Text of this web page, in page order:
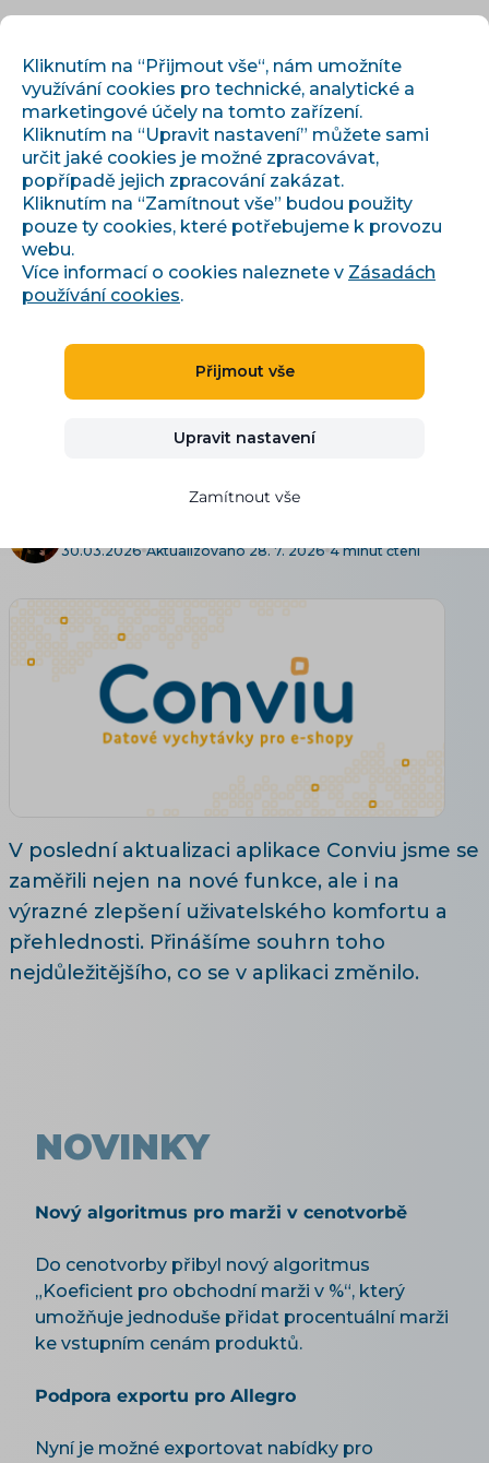
Úvod› Články a informace›
Co je nového v Conviu za březen 2026
Co je nového v Conviu za
březen 2026
30.03.2026 Aktualizováno 28. 7. 2026 4 minut čtení
V poslední aktualizaci aplikace Conviu jsme se
zaměřili nejen na nové funkce, ale i na
výrazné zlepšení uživatelského komfortu a
přehlednosti. Přinášíme souhrn toho
nejdůležitějšího, co se v aplikaci změnilo.
NOVINKY
Nový algoritmus pro marži v cenotvorbě
Do cenotvorby přibyl nový algoritmus
„Koeficient pro obchodní marži v %“, který
umožňuje jednoduše přidat procentuální marži
ke vstupním cenám produktů.
Podpora exportu pro Allegro
Nyní je možné exportovat nabídky pro
Kliknutím na “Přijmout vše“, nám umožníte
využívání cookies pro technické, analytické a
marketingové účely na tomto zařízení.
Kliknutím na “Upravit nastavení” můžete sami
určit jaké cookies je možné zpracovávat,
popřípadě jejich zpracování zakázat.
Kliknutím na “Zamítnout vše” budou použity
pouze ty cookies, které potřebujeme k provozu
webu.
Více informací o cookies naleznete v Zásadách
používání cookies.
Přijmout vše
Upravit nastavení
Zamítnout vše